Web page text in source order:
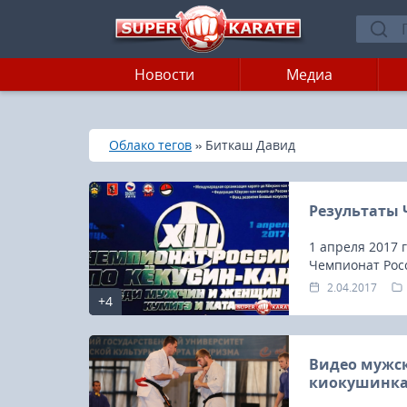
Новости Медиа
Главная
»
Облако тегов » Биткаш Давид
+4
Результаты
1 апреля 2017
Чемпионат
2.04.2017
Видео